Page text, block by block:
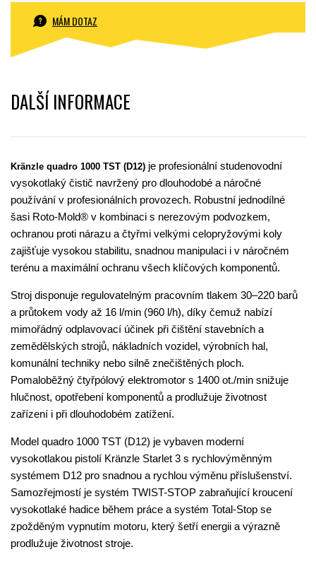
MÁM DOTAZ
DALŠÍ INFORMACE
Kränzle quadro 1000 TST (D12) je profesionální studenovodní
vysokotlaký čistič navržený pro dlouhodobé a náročné
používání v profesionálních provozech. Robustní jednodílné
šasi Roto-Mold® v kombinaci s nerezovým podvozkem,
ochranou proti nárazu a čtyřmi velkými celopryžovými koly
zajišťuje vysokou stabilitu, snadnou manipulaci i v náročném
terénu a maximální ochranu všech klíčových komponentů.
Stroj disponuje regulovatelným pracovním tlakem 30–220 barů
a průtokem vody až 16 l/min (960 l/h), díky čemuž nabízí
mimořádný odplavovací účinek při čištění stavebních a
zemědělských strojů, nákladních vozidel, výrobních hal,
komunální techniky nebo silně znečištěných ploch.
Pomaloběžný čtyřpólový elektromotor s 1400 ot./min snižuje
hlučnost, opotřebení komponentů a prodlužuje životnost
zařízení i při dlouhodobém zatížení.
Model quadro 1000 TST (D12) je vybaven moderní
vysokotlakou pistolí Kränzle Starlet 3 s rychlovýměnným
systémem D12 pro snadnou a rychlou výměnu příslušenství.
Samozřejmostí je systém TWIST-STOP zabraňující kroucení
vysokotlaké hadice během práce a systém Total-Stop se
zpožděným vypnutím motoru, který šetří energii a výrazně
prodlužuje životnost stroje.